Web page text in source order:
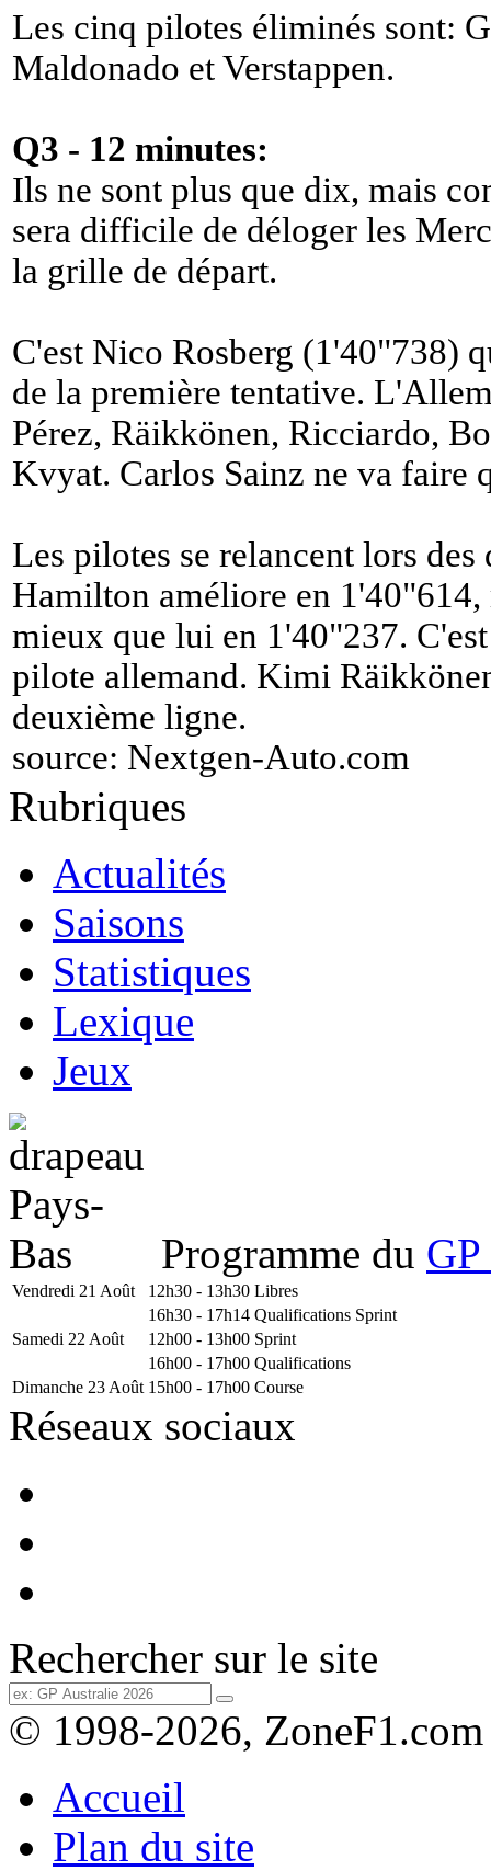
Les cinq pilotes éliminés sont:
Maldonado et Verstappen.
Q3 - 12 minutes:
Ils ne sont plus que dix, mais
sera difficile de déloger les
la grille de départ.
C'est Nico Rosberg (1'40"738)
de la première tentative.
Pérez, Räikkönen, Ricciardo,
Kvyat. Carlos Sainz ne va faire
Les pilotes se relancent lors
Hamilton améliore en
mieux que lui en 1'40"237.
pilote allemand. Kimi
deuxième ligne.
source: Nextgen-Auto.com
Rubriques
Actualités
Saisons
Statistiques
Lexique
Jeux
Programme du
Vendredi 21 Août 12h30 - 13h30 Libres
16h30 - 17h14 Qualifications Sprint
Samedi 22 Août
12h00 - 13h00 Sprint
16h00 - 17h00 Qualifications
Dimanche 23 Août 15h00 - 17h00 Course
Réseaux sociaux
Rechercher sur le site
© 1998-2026, ZoneF1.com
Accueil
Plan du site